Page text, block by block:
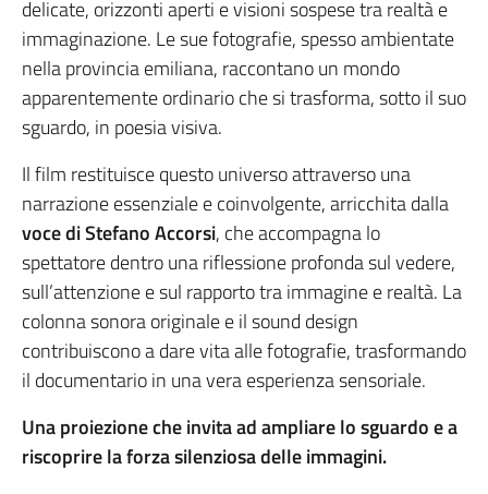
delicate, orizzonti aperti e visioni sospese tra realtà e
immaginazione. Le sue fotografie, spesso ambientate
nella provincia emiliana, raccontano un mondo
apparentemente ordinario che si trasforma, sotto il suo
sguardo, in poesia visiva.
Il film restituisce questo universo attraverso una
narrazione essenziale e coinvolgente, arricchita dalla
voce di Stefano Accorsi, che accompagna lo
spettatore dentro una riflessione profonda sul vedere,
sull’attenzione e sul rapporto tra immagine e realtà. La
colonna sonora originale e il sound design
contribuiscono a dare vita alle fotografie, trasformando
il documentario in una vera esperienza sensoriale.
Una proiezione che invita ad ampliare lo sguardo e a
riscoprire la forza silenziosa delle immagini.